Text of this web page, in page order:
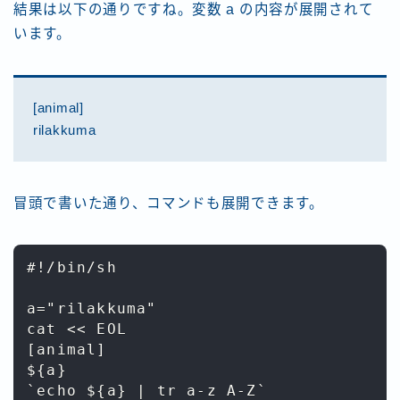
結果は以下の通りですね。変数 a の内容が展開されて
います。
[animal]
rilakkuma
冒頭で書いた通り、コマンドも展開できます。
#!/bin/sh
a="rilakkuma"
cat << EOL
[animal]
${a}
`echo ${a} | tr a-z A-Z`